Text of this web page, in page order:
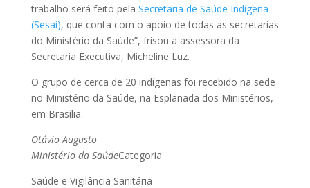
trabalho será feito pela Secretaria de Saúde Indígena
(Sesai), que conta com o apoio de todas as secretarias
do Ministério da Saúde”, frisou a assessora da
Secretaria Executiva, Micheline Luz.
O grupo de cerca de 20 indígenas foi recebido na sede
no Ministério da Saúde, na Esplanada dos Ministérios,
em Brasília.
Otávio Augusto
Ministério da SaúdeCategoria
Saúde e Vigilância Sanitária